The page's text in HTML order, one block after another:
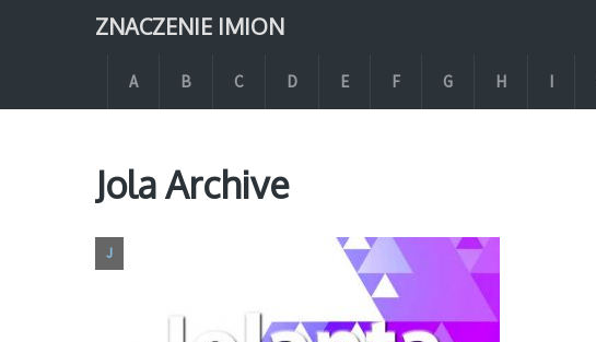
ZNACZENIE IMION
A B C D E F G H I
Jola Archive
J